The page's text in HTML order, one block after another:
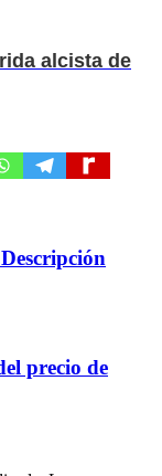
alcista de
precio de